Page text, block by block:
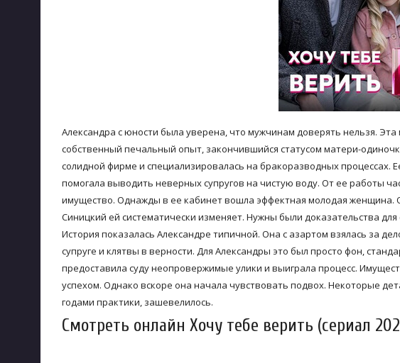
Александра с юности была уверена, что мужчинам доверять нельзя.
собственный печальный опыт, закончившийся статусом матери-
солидной фирме и специализировалась на бракоразводных
помогала выводить неверных супругов на чистую воду. От ее работы
имущество. Однажды в ее кабинет вошла эффектная молодая женщина.
Синицкий ей систематически изменяет. Нужны были доказательства
История показалась Александре типичной. Она с азартом взялась за
супруге и клятвы в верности. Для Александры это был просто фон,
предоставила суду неопровержимые улики и выиграла процесс.
успехом. Однако вскоре она начала чувствовать подвох. Некоторые
годами практики, зашевелилось.
Смотреть онлайн Хочу тебе верить (сериал